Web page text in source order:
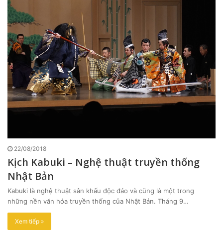
22/08/2018
Kịch Kabuki – Nghệ thuật truyền thống
Nhật Bản
Kabuki là nghệ thuật sân khấu độc đáo và cũng là một trong
những nền văn hóa truyền thống của Nhật Bản. Tháng 9…
Xem tiếp »